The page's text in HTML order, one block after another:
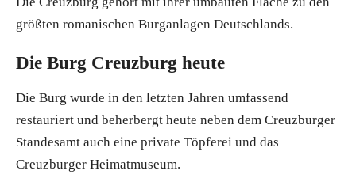
größten romanischen Burganlagen Deutschlands.
Die Burg Creuzburg heute
Die Burg wurde in den letzten Jahren umfassend
restauriert und beherbergt heute neben dem Creuzburger
Standesamt auch eine private Töpferei und das
Creuzburger Heimatmuseum.